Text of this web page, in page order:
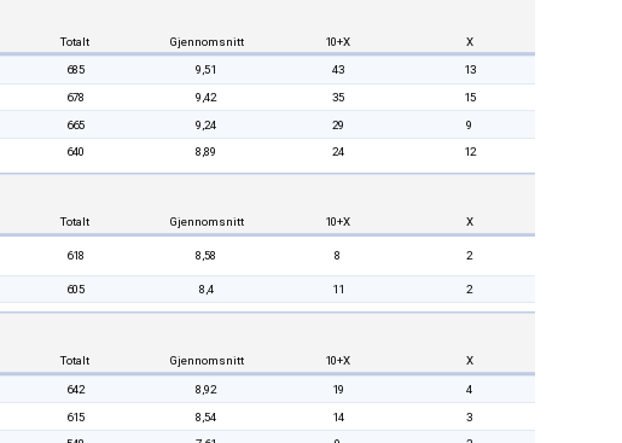
Totalt Gjennomsnitt 10+X X
685 9,51 43 13
678 9,42 35 15
665 9,24 29 9
640 8,89 24 12
Totalt Gjennomsnitt 10+X X
618 8,58 8 2
605 8,4 11 2
Totalt Gjennomsnitt 10+X X
642 8,92 19 4
615 8,54 14 3